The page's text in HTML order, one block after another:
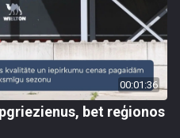
00:01:36
bet reģionos